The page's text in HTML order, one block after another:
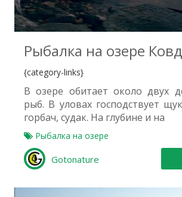
Рыбалка на озере
{category-links}
В озере обитает около двух
рыб. В уловах господствует
горбач, судак. На глубине и на
Рыбалка на озере
Gotonature